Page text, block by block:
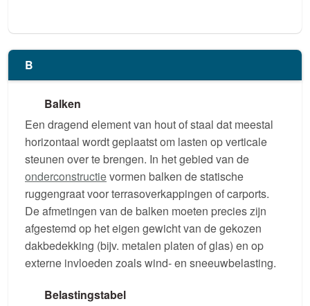
B
Balken
Een dragend element van hout of staal dat meestal
horizontaal wordt geplaatst om lasten op verticale
steunen over te brengen. In het gebied van de
onderconstructievormen balken de statische
ruggengraat voor terrasoverkappingen of carports.
De afmetingen van de balken moeten precies zijn
afgestemd op het eigen gewicht van de gekozen
dakbedekking (bijv. metalen platen of glas) en op
externe invloeden zoals wind- en sneeuwbelasting.
Belastingstabel